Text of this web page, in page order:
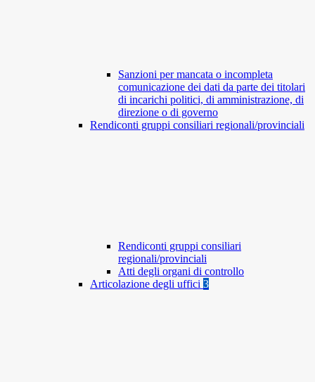
Sanzioni per mancata o incompleta
comunicazione dei dati da parte dei titolari
di incarichi politici, di amministrazione, di
direzione o di governo
Rendiconti gruppi consiliari regionali/provinciali
Rendiconti gruppi consiliari
regionali/provinciali
Atti degli organi di controllo
Articolazione degli uffici 3